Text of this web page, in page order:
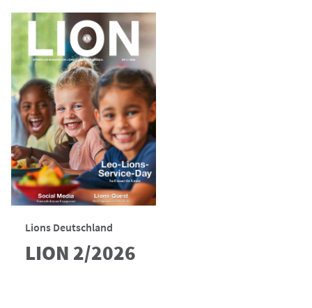
Lions Deutschland
LION 2/2026